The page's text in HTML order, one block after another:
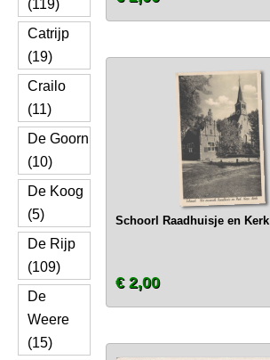
(119)
Catrijp
(19)
Crailo
(11)
De Goorn
(10)
De Koog
(5)
De Rijp
(109)
De
Weere
(15)
Schoorl Raadhuisje en Kerk
€ 2,00